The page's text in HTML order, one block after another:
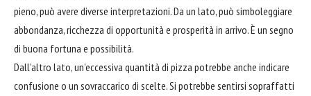
pieno, può avere diverse interpretazioni. Da un lato, può simboleggiare
abbondanza, ricchezza di opportunità e prosperità in arrivo. È un segno
di buona fortuna e possibilità.
Dall'altro lato, un'eccessiva quantità di pizza potrebbe anche indicare
confusione o un sovraccarico di scelte. Si potrebbe sentirsi sopraffatti